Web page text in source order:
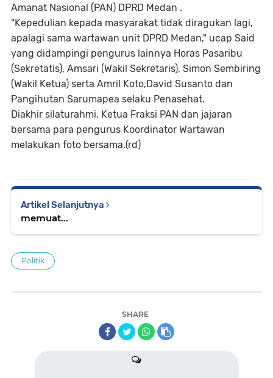
Amanat Nasional (PAN) DPRD Medan .
"Kepedulian kepada masyarakat tidak diragukan lagi,
apalagi sama wartawan unit DPRD Medan," ucap Said
yang didampingi pengurus lainnya Horas Pasaribu
(Sekretatis), Amsari (Wakil Sekretaris), Simon Sembiring
(Wakil Ketua) serta Amril Koto,David Susanto dan
Pangihutan Sarumapea selaku Penasehat.
Diakhir silaturahmi, Ketua Fraksi PAN dan jajaran
bersama para pengurus Koordinator Wartawan
melakukan foto bersama.(rd)
Artikel Selanjutnya
memuat...
Politik
SHARE